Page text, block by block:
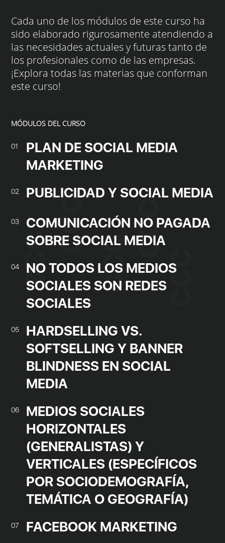
Cada uno de los módulos de este curso ha
sido elaborado rigurosamente atendiendo a
las necesidades actuales y futuras tanto de
los profesionales como de las empresas.
¡Explora todas las materias que conforman
este curso!
MÓDULOS DEL CURSO
01
PLAN DE SOCIAL MEDIA
MARKETING
02 PUBLICIDAD Y SOCIAL MEDIA
03
COMUNICACIÓN NO PAGADA
SOBRE SOCIAL MEDIA
04
NO TODOS LOS MEDIOS
SOCIALES SON REDES
SOCIALES
05
HARDSELLING VS.
SOFTSELLING Y BANNER
BLINDNESS EN SOCIAL
MEDIA
06
MEDIOS SOCIALES
HORIZONTALES
(GENERALISTAS) Y
VERTICALES (ESPECÍFICOS
POR SOCIODEMOGRAFÍA,
TEMÁTICA O GEOGRAFÍA)
07 FACEBOOK MARKETING